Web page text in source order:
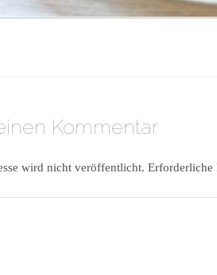
Kommentar
wird nicht veröffentlicht.